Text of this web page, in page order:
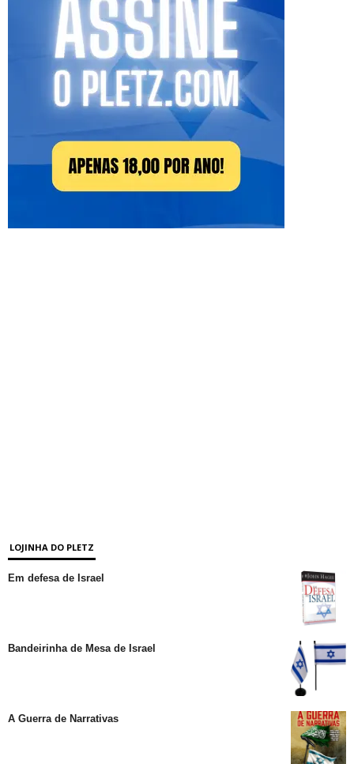
LOJINHA DO PLETZ
Em defesa de Israel
Bandeirinha de Mesa de Israel
A Guerra de Narrativas